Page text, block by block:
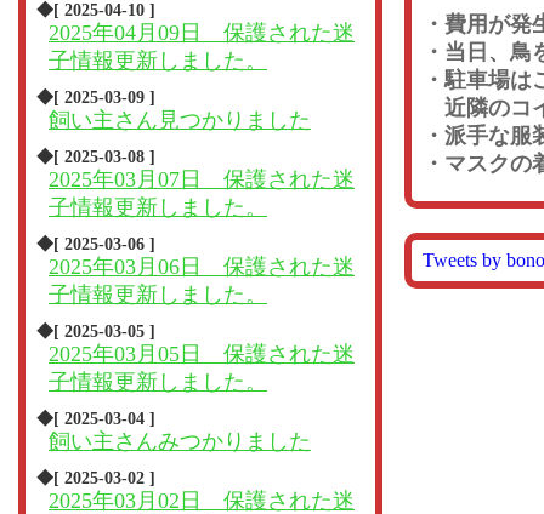
◆[ 2025-04-10 ]
2025年04月09日 保護された迷
子情報更新しました。
◆[ 2025-03-09 ]
飼い主さん見つかりました
◆[ 2025-03-08 ]
2025年03月07日 保護された迷
子情報更新しました。
◆[ 2025-03-06 ]
2025年03月06日 保護された迷
子情報更新しました。
◆[ 2025-03-05 ]
2025年03月05日 保護された迷
子情報更新しました。
◆[ 2025-03-04 ]
飼い主さんみつかりました
◆[ 2025-03-02 ]
2025年03月02日 保護された迷
・費用が発
・当日、
・駐車場は
近隣のコ
・派手な
・マスク
Tweets by